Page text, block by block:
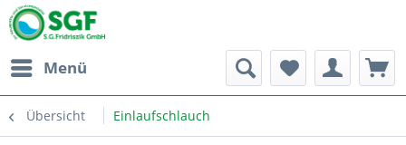
Menü
Übersicht Einlaufschlauch